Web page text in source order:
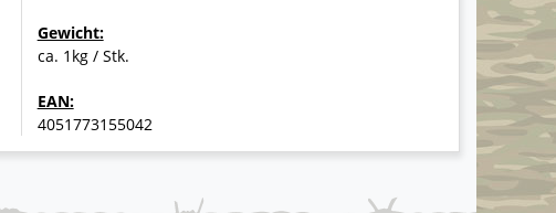
Gewicht:
ca. 1kg / Stk.
EAN:
4051773155042